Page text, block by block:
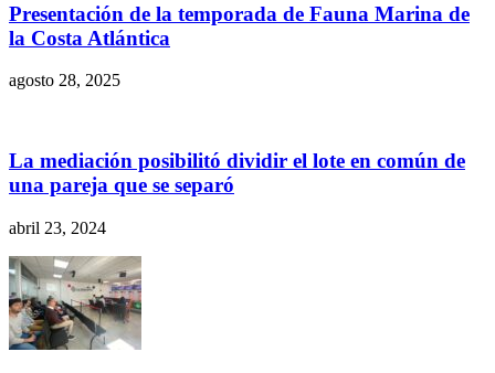
Presentación de la temporada de Fauna Marina de
la Costa Atlántica
agosto 28, 2025
La mediación posibilitó dividir el lote en común de
una pareja que se separó
abril 23, 2024